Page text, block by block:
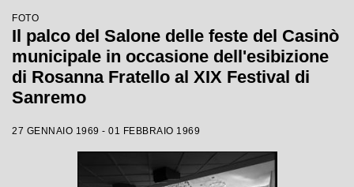
FOTO
Il palco del Salone delle feste del Casinò
municipale in occasione dell'esibizione
di Rosanna Fratello al XIX Festival di
Sanremo
27 GENNAIO 1969 - 01 FEBBRAIO 1969